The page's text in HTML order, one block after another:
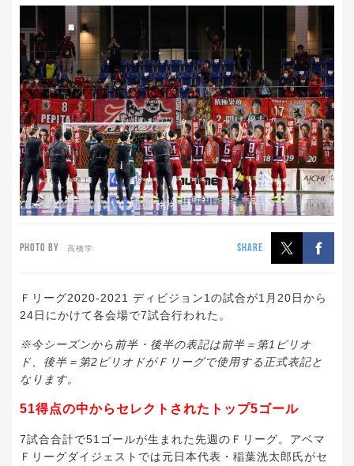
PHOTO BY 高橋学 SHARE
Ｆリーグ2020-2021 ディビジョン1の試合が1月20日から
24日にかけて各会場で7試合行われた。
※今シーズンから前半・後半の表記は前半＝第1ピリオ
ド、後半＝第2ピリオドがＦリーグで使用する正式表記と
なります。
51得点の中からセレクトされたトップ5ゴール
7試合合計で51ゴールが生まれた先週のＦリーグ。アベマ
Ｆリーグダイジェストでは元日本代表・稲葉洸太郎氏がセ